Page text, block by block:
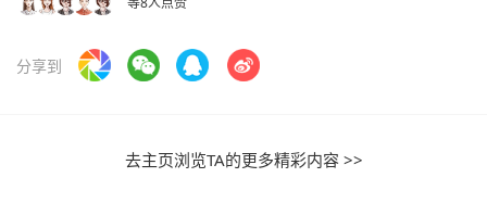
分享到
去主页浏览TA的更多精彩内容 >>